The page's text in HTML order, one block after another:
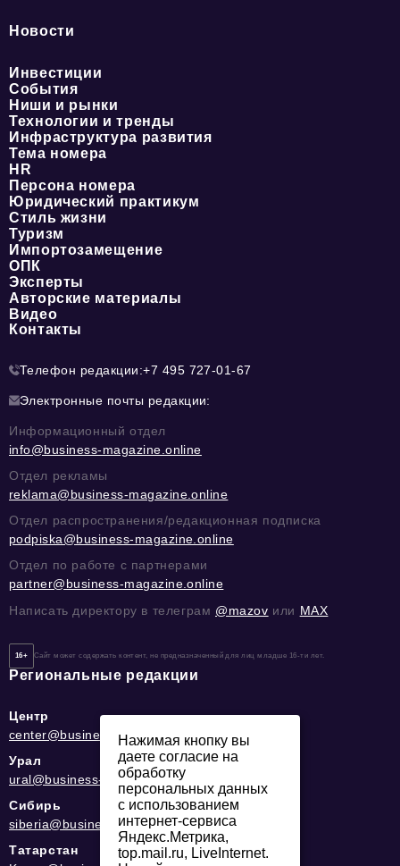
Новости
Инвестиции
События
Ниши и рынки
Технологии и тренды
Инфраструктура развития
Тема номера
HR
Персона номера
Юридический практикум
Стиль жизни
Туризм
Импортозамещение
ОПК
Эксперты
Авторские материалы
Видео
Контакты
Телефон редакции:+7 495 727-01-67
Электронные почты редакции:
Информационный отдел
info@business-magazine.online
Отдел рекламы
reklama@business-magazine.online
Отдел распространения/редакционная подписка
podpiska@business-magazine.online
Отдел по работе с партнерами
partner@business-magazine.online
Написать директору в телеграм @mazov или MAX
16+ Сайт может содержать контент, не предназначенный для лиц младше 16-ти лет.
Региональные редакции
Центр
center@business-magazine.online
Урал
ural@business-magazine.online
Сибирь
siberia@business-magazine.online
Татарстан
Нажимая кнопку вы
даете согласие на
обработку
персональных данных
с использованием
интернет-сервиса
Яндекс.Метрика,
top.mail.ru, LiveInternet.